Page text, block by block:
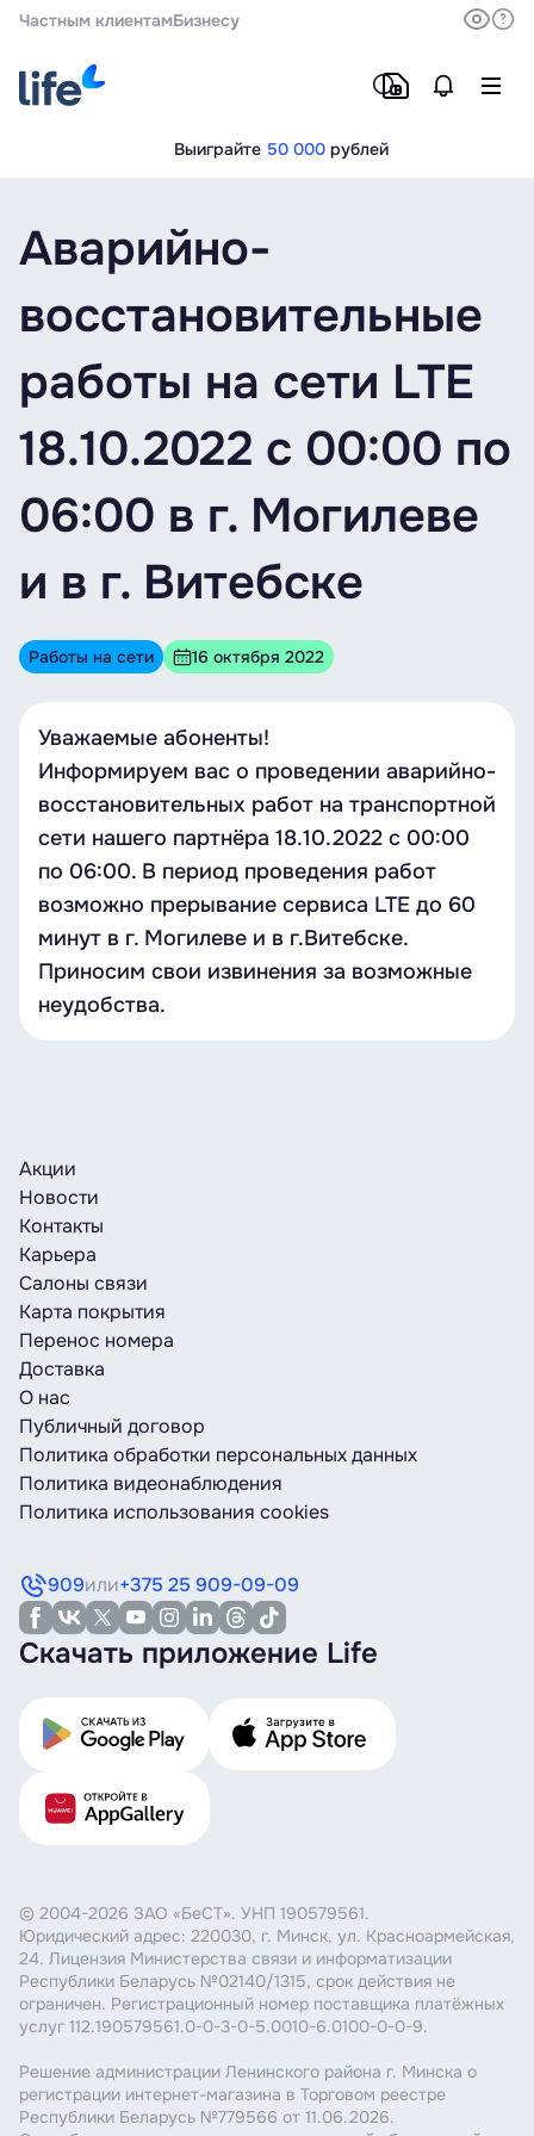
Частным клиентамБизнесу
Выиграйте 50 000 рублей
Аварийно-
восстановительные
работы на сети LTE
18.10.2022 с 00:00 по
06:00 в г. Могилеве
и в г. Витебске
Работы на сети 16 октября 2022
Уважаемые абоненты!
Информируем вас о проведении аварийно-
восстановительных работ на транспортной
сети нашего партнёра 18.10.2022 с 00:00
по 06:00. В период проведения работ
возможно прерывание сервиса LTE до 60
минут в г. Могилеве и в г.Витебске.
Приносим свои извинения за возможные
неудобства.
Акции
Новости
Контакты
Карьера
Салоны связи
Карта покрытия
Перенос номера
Доставка
О нас
Публичный договор
Политика обработки персональных данных
Политика видеонаблюдения
Политика использования cookies
909или+375 25 909-09-09
Скачать приложение Life
© 2004-2026 ЗАО «БеСТ». УНП 190579561.
Юридический адрес: 220030, г. Минск, ул. Красноармейская,
24. Лицензия Министерства связи и информатизации
Республики Беларусь №02140/1315, срок действия не
ограничен. Регистрационный номер поставщика платёжных
услуг 112.190579561.0-0-3-0-5.0010-6.0100-0-0-9.
Решение администрации Ленинского района г. Минска о
регистрации интернет-магазина в Торговом реестре
Республики Беларусь №779566 от 11.06.2026.